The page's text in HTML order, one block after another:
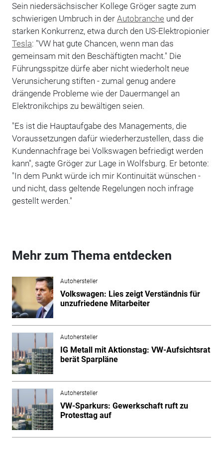
Sein niedersächsischer Kollege Gröger sagte zum
schwierigen Umbruch in der Autobranche und der
starken Konkurrenz, etwa durch den US-Elektropionier
Tesla: "VW hat gute Chancen, wenn man das
gemeinsam mit den Beschäftigten macht." Die
Führungsspitze dürfe aber nicht wiederholt neue
Verunsicherung stiften - zumal genug andere
drängende Probleme wie der Dauermangel an
Elektronikchips zu bewältigen seien.
"Es ist die Hauptaufgabe des Managements, die
Voraussetzungen dafür wiederherzustellen, dass die
Kundennachfrage bei Volkswagen befriedigt werden
kann", sagte Gröger zur Lage in Wolfsburg. Er betonte:
"In dem Punkt würde ich mir Kontinuität wünschen -
und nicht, dass geltende Regelungen noch infrage
gestellt werden."
Mehr zum Thema entdecken
Autohersteller
Volkswagen: Lies zeigt Verständnis für
unzufriedene Mitarbeiter
Autohersteller
IG Metall mit Aktionstag: VW-Aufsichtsrat
berät Sparpläne
Autohersteller
VW-Sparkurs: Gewerkschaft ruft zu
Protesttag auf